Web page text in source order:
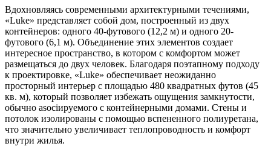
Вдохновляясь современными архитектурными течениями,
«Luke» представляет собой дом, построенный из двух
контейнеров: одного 40-футового (12,2 м) и одного 20-
футового (6,1 м). Объединение этих элементов создает
интересное пространство, в котором с комфортом может
размещаться до двух человек. Благодаря поэтапному подходу
к проектировке, «Luke» обеспечивает неожиданно
просторный интерьер с площадью 480 квадратных футов (45
кв. м), который позволяет избежать ощущения замкнутости,
обычно asociируемого с контейнерными домами. Стены и
потолок изолированы с помощью вспененного полиуретана,
что значительно увеличивает теплопроводность и комфорт
внутри жилья.